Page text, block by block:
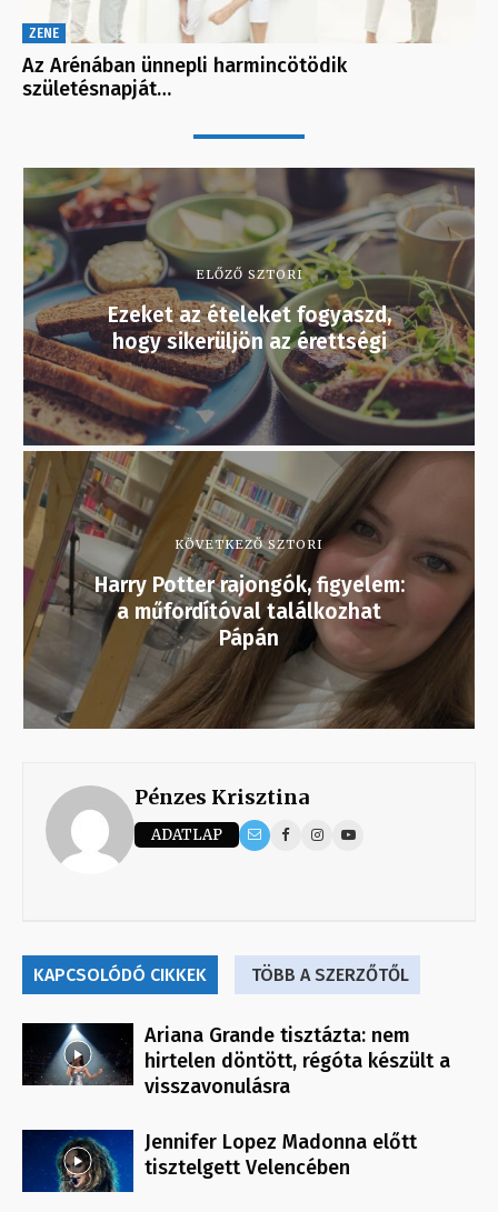
ZENE
Az Arénában ünnepli harmincötödik
születésnapját…
ELŐZŐ SZTORI
Ezeket az ételeket fogyaszd,
hogy sikerüljön az érettségi
KÖVETKEZŐ SZTORI
Harry Potter rajongók, figyelem:
a műfordítóval találkozhat
Pápán
Pénzes Krisztina
ADATLAP
KAPCSOLÓDÓ CIKKEK TÖBB A SZERZŐTŐL
Ariana Grande tisztázta: nem
hirtelen döntött, régóta készült a
visszavonulásra
Jennifer Lopez Madonna előtt
tisztelgett Velencében